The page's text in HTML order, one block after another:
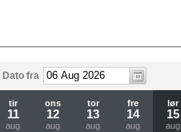
Dato fra
tir
11
aug
ons
12
aug
tor
13
aug
fre
14
aug
lør
15
aug